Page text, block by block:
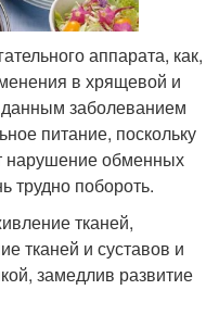
аппарата, как,
в хрящевой и
заболеванием
питание, поскольку
нарушение обменных
трудно побороть.
тканей,
тканей и суставов и
замедлив развитие